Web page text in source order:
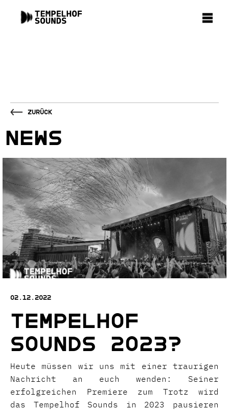
Zurück
NEWS
02.12.2022
Tempelhof
Sounds 2023?
Heute müssen wir uns mit einer traurigen
Nachricht an euch wenden: Seiner
erfolgreichen Premiere zum Trotz wird
das Tempelhof Sounds in 2023 pausieren